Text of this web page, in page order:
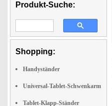
Produkt-Suche:
Shopping:
Handyständer
Universal-Tablet-Schwenkarm
Tablet-Klapp-Ständer